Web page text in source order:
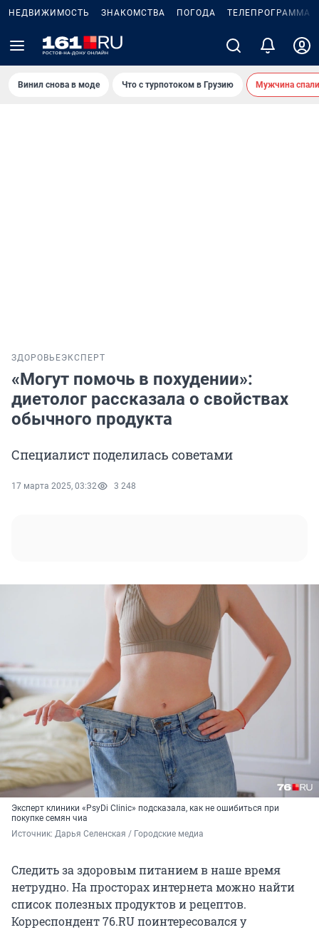
НЕДВИЖИМОСТЬ ЗНАКОМСТВА ПОГОДА ТЕЛЕПРОГРАММА
Винил снова в моде Что с турпотоком в Грузию Мужчина
ЗДОРОВЬЕЭКСПЕРТ
«Могут помочь в похудении»:
диетолог рассказала о свойствах
обычного продукта
Специалист поделилась советами
17 марта 2025, 03:32 3 248
Эксперт клиники «PsyDi Clinic» подсказала, как не ошибиться при
покупке семян чиа
Источник: Дарья Селенская / Городские медиа
Следить за здоровым питанием в наше время
нетрудно. На просторах интернета можно найти
список полезных продуктов и рецептов.
Корреспондент 76.RU поинтересовался у